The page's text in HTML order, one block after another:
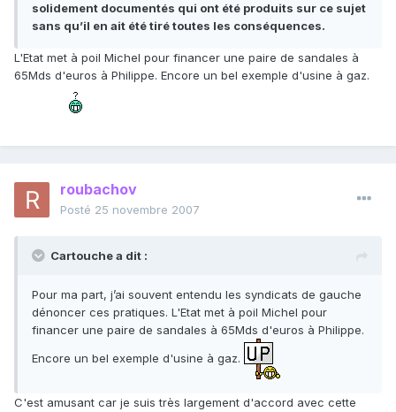
solidement documentés qui ont été produits sur ce sujet
sans qu’il en ait été tiré toutes les conséquences.
L'Etat met à poil Michel pour financer une paire de sandales à
65Mds d'euros à Philippe. Encore un bel exemple d'usine à gaz.
roubachov
Posté 25 novembre 2007
Cartouche a dit :
Pour ma part, j’ai souvent entendu les syndicats de gauche
dénoncer ces pratiques. L'Etat met à poil Michel pour
financer une paire de sandales à 65Mds d'euros à Philippe.
Encore un bel exemple d'usine à gaz.
C'est amusant car je suis très largement d'accord avec cette